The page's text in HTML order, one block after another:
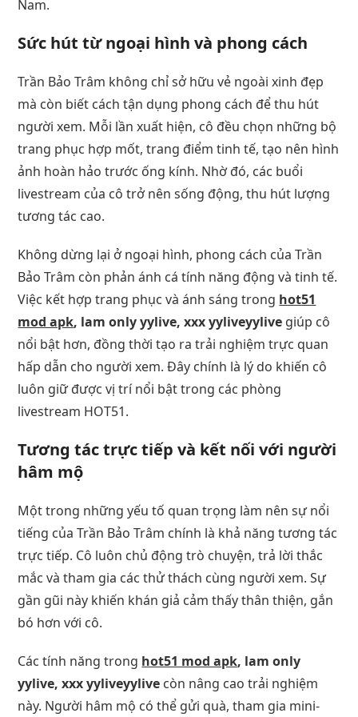
Nam.
Sức hút từ ngoại hình và phong cách
Trần Bảo Trâm không chỉ sở hữu vẻ ngoài xinh đẹp
mà còn biết cách tận dụng phong cách để thu hút
người xem. Mỗi lần xuất hiện, cô đều chọn những bộ
trang phục hợp mốt, trang điểm tinh tế, tạo nên hình
ảnh hoàn hảo trước ống kính. Nhờ đó, các buổi
livestream của cô trở nên sống động, thu hút lượng
tương tác cao.
Không dừng lại ở ngoại hình, phong cách của Trần
Bảo Trâm còn phản ánh cá tính năng động và tinh tế.
Việc kết hợp trang phục và ánh sáng trong hot51
mod apk, lam only yylive, xxx yyliveyylive giúp cô
nổi bật hơn, đồng thời tạo ra trải nghiệm trực quan
hấp dẫn cho người xem. Đây chính là lý do khiến cô
luôn giữ được vị trí nổi bật trong các phòng
livestream HOT51.
Tương tác trực tiếp và kết nối với người
hâm mộ
Một trong những yếu tố quan trọng làm nên sự nổi
tiếng của Trần Bảo Trâm chính là khả năng tương tác
trực tiếp. Cô luôn chủ động trò chuyện, trả lời thắc
mắc và tham gia các thử thách cùng người xem. Sự
gần gũi này khiến khán giả cảm thấy thân thiện, gắn
bó hơn với cô.
Các tính năng trong hot51 mod apk, lam only
yylive, xxx yyliveyylive còn nâng cao trải nghiệm
này. Người hâm mộ có thể gửi quà, tham gia mini-